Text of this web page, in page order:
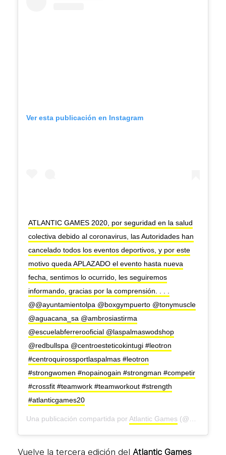
Ver esta publicación en Instagram
ATLANTIC GAMES 2020, por seguridad en la salud
colectiva debido al coronavirus, las Autoridades han
cancelado todos los eventos deportivos, y por este
motivo queda APLAZADO el evento hasta nueva
fecha, sentimos lo ocurrido, les seguiremos
informando, gracias por la comprensión. . . .
@@ayuntamientolpa @boxgympuerto @tonymuscle
@aguacana_sa @ambrosiastirma
@escuelabferrerooficial @laspalmaswodshop
@redbullspa @centroesteticokintugi #leotron
#centroquirossportlaspalmas #leotron
#strongwomen #nopainogain #strongman #competir
#crossfit #teamwork #teamworkout #strength
#atlanticgames20
Una publicación compartida por Atlantic Games (@atlanticgames.es) el
Vuelve la tercera edición del Atlantic Games